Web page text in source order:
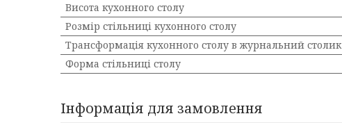
Висота кухонного столу
Розмір стільниці кухонного столу
Трансформація кухонного столу в журнальний столик
Форма стільниці столу
Інформація для замовлення